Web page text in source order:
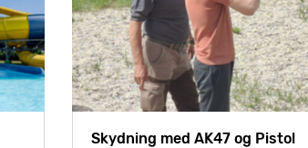
Skydning med AK47 og Pistol